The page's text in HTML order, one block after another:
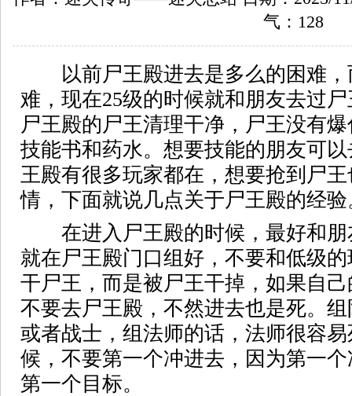
气： 128
以前尸王殿进去是多么的困难，
难，现在25级的时候就和朋友去过
尸王殿的尸王清理干净，尸王没有
技能书和药水。想要技能的朋友可
王殿有很多玩家都在，想要抢到尸
情，下面就说几点关于尸王殿的经验
在进入尸王殿的时候，最好和朋
就在尸王殿门口组好，不要和低级
干尸王，而是被尸王干掉，如果自
不要去尸王殿，不然进去也是死。
或者战士，组法师的话，法师很容
候，不要第一个冲进去，因为第一
第一个目标。